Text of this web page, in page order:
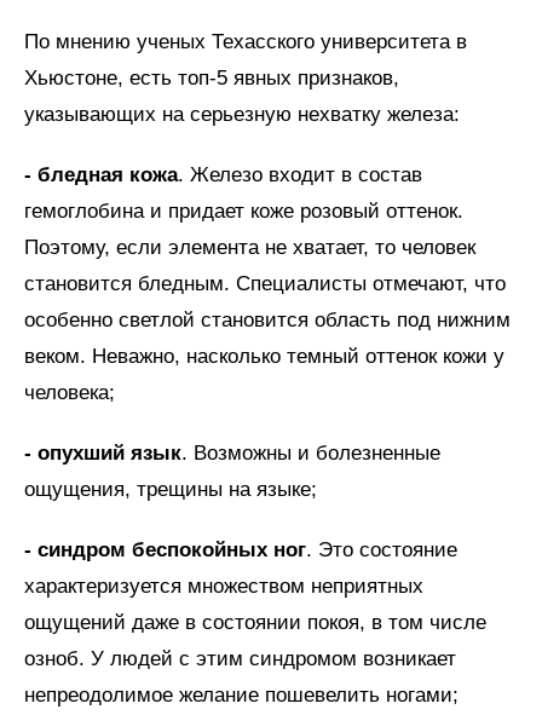
По мнению ученых Техасского университета в
Хьюстоне, есть топ-5 явных признаков,
указывающих на серьезную нехватку железа:
- бледная кожа. Железо входит в состав
гемоглобина и придает коже розовый оттенок.
Поэтому, если элемента не хватает, то человек
становится бледным. Специалисты отмечают, что
особенно светлой становится область под нижним
веком. Неважно, насколько темный оттенок кожи у
человека;
- опухший язык. Возможны и болезненные
ощущения, трещины на языке;
- синдром беспокойных ног. Это состояние
характеризуется множеством неприятных
ощущений даже в состоянии покоя, в том числе
озноб. У людей с этим синдромом возникает
непреодолимое желание пошевелить ногами;